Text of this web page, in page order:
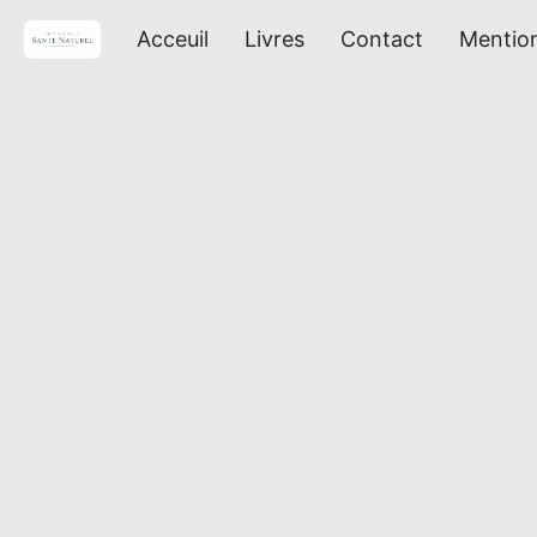
Acceuil Livres Contact